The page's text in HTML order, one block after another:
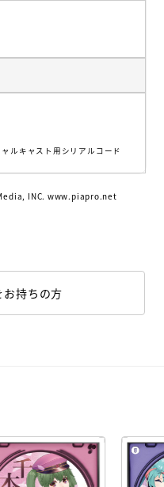
ルキャスト用シリアルコード
INC. www.piapro.net
お持ちの方